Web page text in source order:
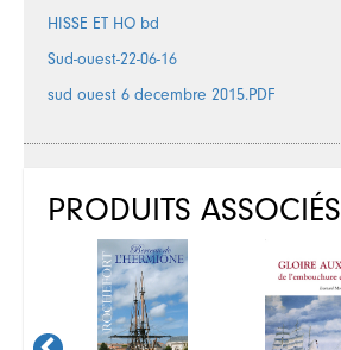
HISSE ET HO bd
Sud-ouest-22-06-16
sud ouest 6 decembre 2015.PDF
PRODUITS ASSOCIÉS